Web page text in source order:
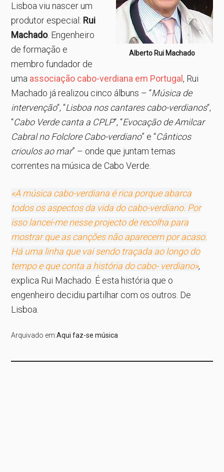
Alberto Rui Machado
Lisboa viu nascer um
produtor especial: Rui
Machado. Engenheiro
de formação e
membro fundador de
uma associação cabo-verdiana em Portugal, Rui
Machado já realizou cinco álbuns – “Música de
intervenção“, “Lisboa nos cantares cabo-verdianos“,
“Cabo Verde canta a CPLP“, “Evocação de Amilcar
Cabral no Folclore Cabo-verdiano” e “Cânticos
crioulos ao mar” – onde que juntam temas
correntes na música de Cabo Verde.
«A música cabo-verdiana é rica porque abarca
todos os aspectos da vida do cabo-verdiano. Por
isso lancei-me nesse projecto de recolha para
mostrar que as canções não aparecem por acaso.
Há uma linha que vai sendo traçada ao longo do
tempo e que conta a história do cabo- verdiano»,
explica Rui Machado. É esta história que o
engenheiro decidiu partilhar com os outros. De
Lisboa.
Arquivado em:Aqui faz-se música